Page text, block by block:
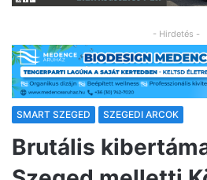
- Hirdetés -
SMART SZEGED SZEGEDI ARCOK
Brutális